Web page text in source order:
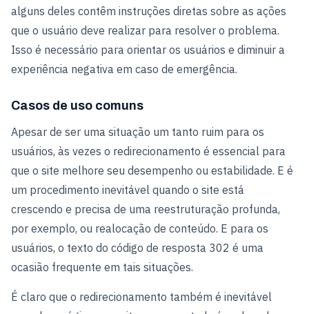
alguns deles contêm instruções diretas sobre as ações
que o usuário deve realizar para resolver o problema.
Isso é necessário para orientar os usuários e diminuir a
experiência negativa em caso de emergência.
Casos de uso comuns
Apesar de ser uma situação um tanto ruim para os
usuários, às vezes o redirecionamento é essencial para
que o site melhore seu desempenho ou estabilidade. E é
um procedimento inevitável quando o site está
crescendo e precisa de uma reestruturação profunda,
por exemplo, ou realocação de conteúdo. E para os
usuários, o texto do código de resposta 302 é uma
ocasião frequente em tais situações.
É claro que o redirecionamento também é inevitável